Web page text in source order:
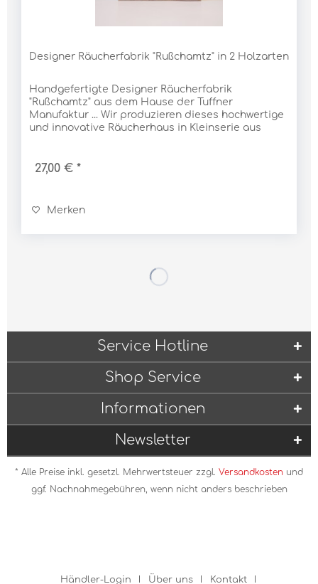
Designer Räucherfabrik "Rußchamtz" in 2 Holzarten
Handgefertigte Designer Räucherfabrik
"Rußchamtz" aus dem Hause der Tuffner
Manufaktur ... Wir produzieren dieses hochwertige
und innovative Räucherhaus in Kleinserie aus
27,00 € *
Merken
Service Hotline
Shop Service
Informationen
Newsletter
* Alle Preise inkl. gesetzl. Mehrwertsteuer zzgl. Versandkosten und
ggf. Nachnahmegebühren, wenn nicht anders beschrieben
Händler-Login Über uns Kontakt